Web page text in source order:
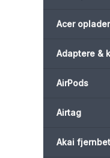
Acer
Adaptere &
AirPods
Airtag
Akai